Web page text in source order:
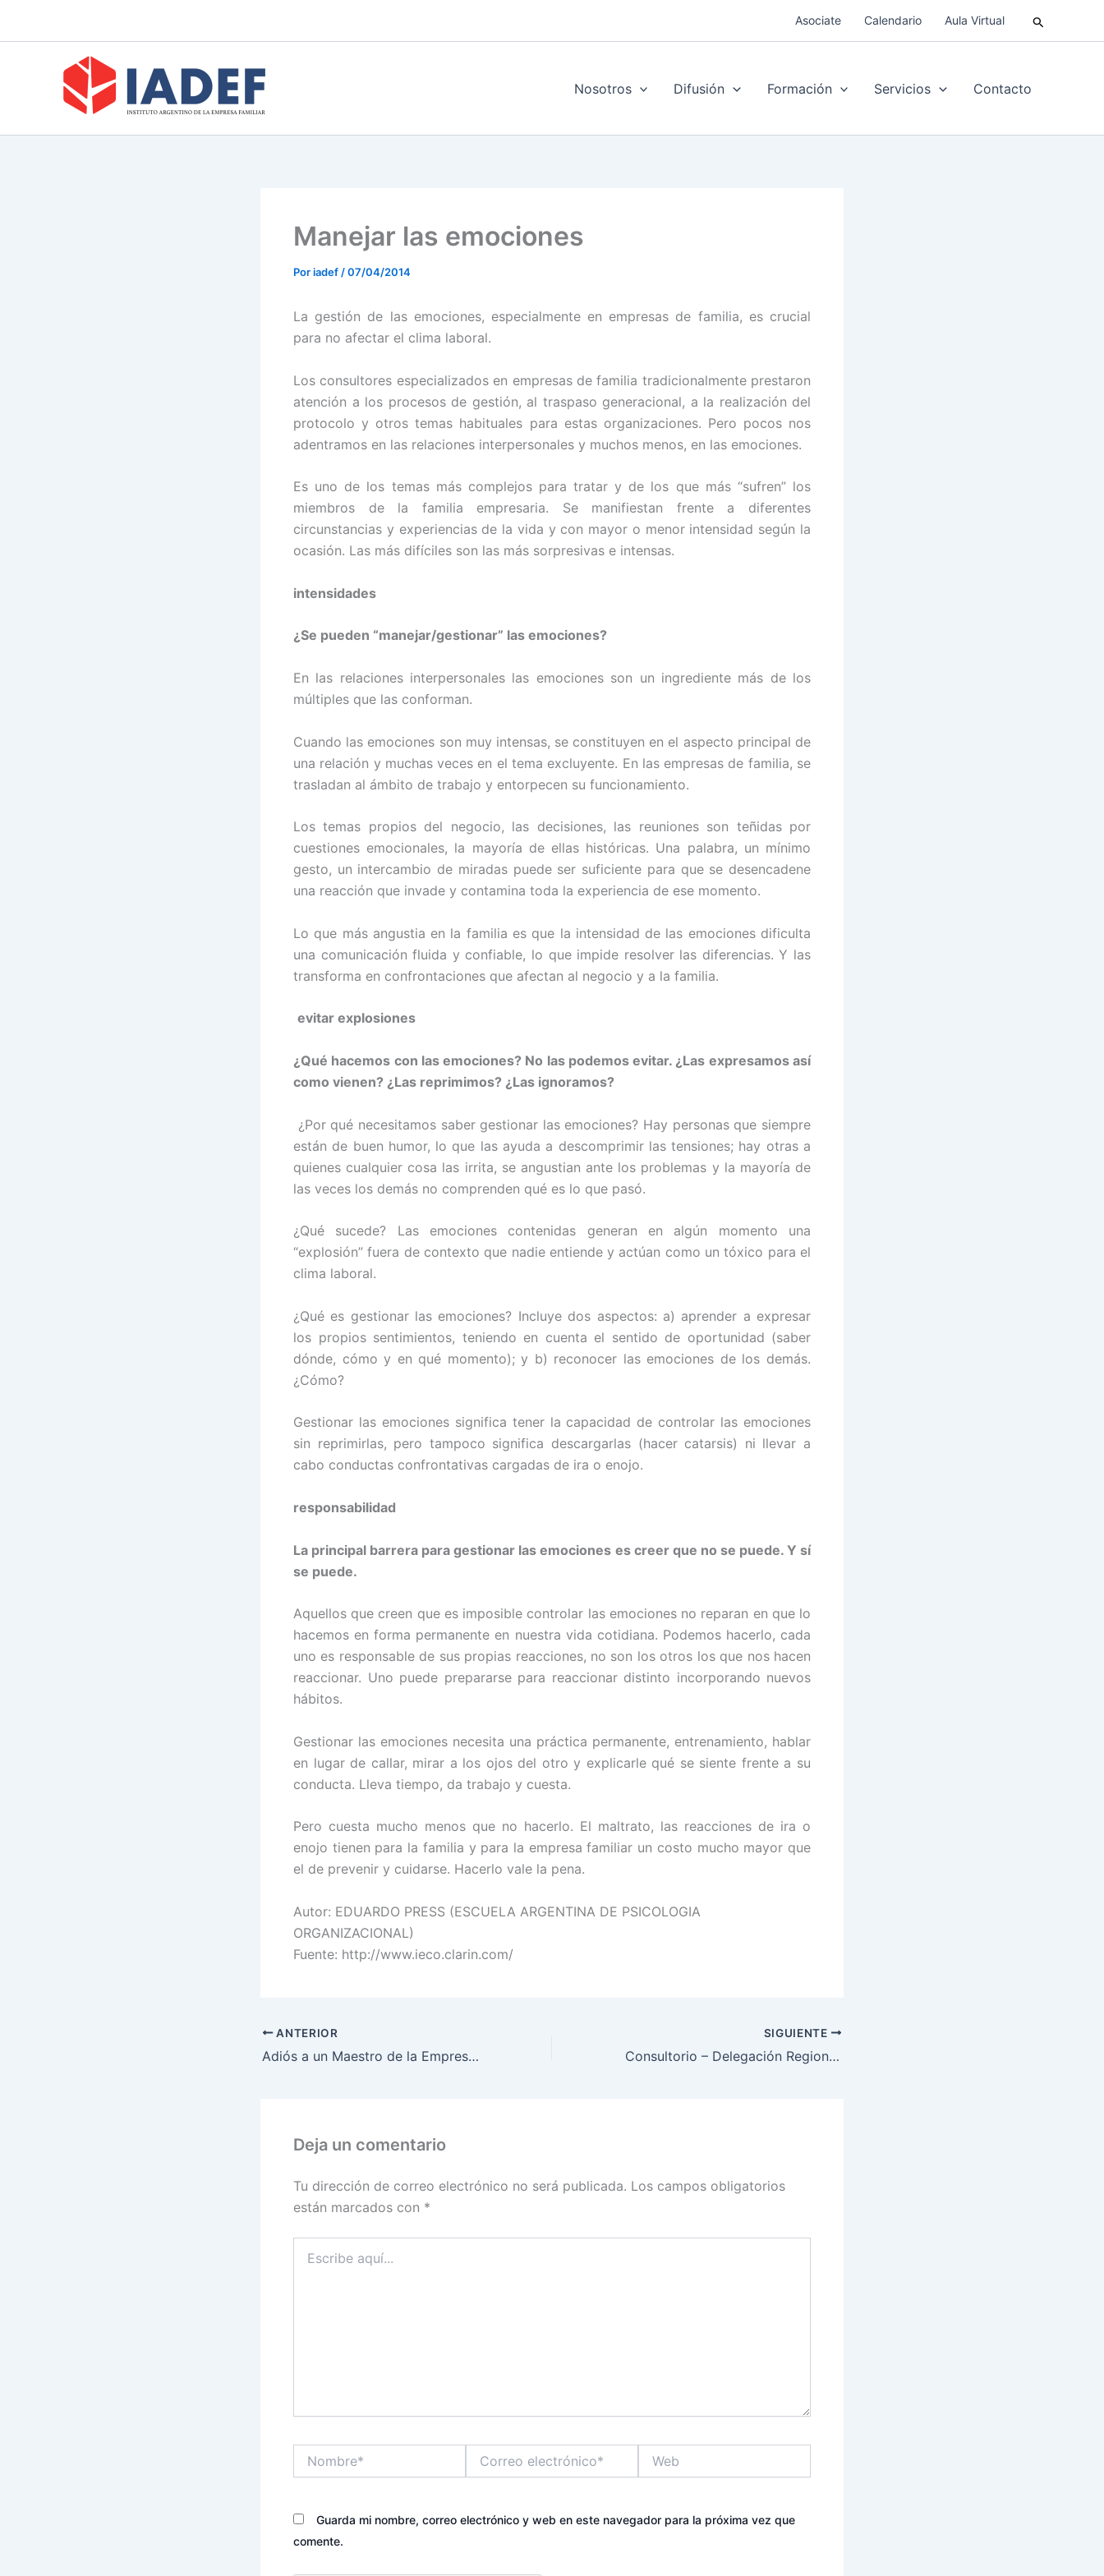
Asociate Calendario Aula Virtual Buscar
Nosotros Difusión Formación Servicios Contacto
Manejar las emociones
Poriadef /07/04/2014
La gestión de las emociones, especialmente en empresas de familia, es crucial
para no afectar el clima laboral.
Los consultores especializados en empresas de familia tradicionalmente prestaron
atención a los procesos de gestión, al traspaso generacional, a la realización del
protocolo y otros temas habituales para estas organizaciones. Pero pocos nos
adentramos en las relaciones interpersonales y muchos menos, en las emociones.
Es uno de los temas más complejos para tratar y de los que más “sufren” los
miembros de la familia empresaria. Se manifiestan frente a diferentes
circunstancias y experiencias de la vida y con mayor o menor intensidad según la
ocasión. Las más difíciles son las más sorpresivas e intensas.
intensidades
¿Se pueden “manejar/gestionar” las emociones?
En las relaciones interpersonales las emociones son un ingrediente más de los
múltiples que las conforman.
Cuando las emociones son muy intensas, se constituyen en el aspecto principal de
una relación y muchas veces en el tema excluyente. En las empresas de familia, se
trasladan al ámbito de trabajo y entorpecen su funcionamiento.
Los temas propios del negocio, las decisiones, las reuniones son teñidas por
cuestiones emocionales, la mayoría de ellas históricas. Una palabra, un mínimo
gesto, un intercambio de miradas puede ser suficiente para que se desencadene
una reacción que invade y contamina toda la experiencia de ese momento.
Lo que más angustia en la familia es que la intensidad de las emociones dificulta
una comunicación fluida y confiable, lo que impide resolver las diferencias. Y las
transforma en confrontaciones que afectan al negocio y a la familia.
evitar explosiones
¿Qué hacemos con las emociones? No las podemos evitar. ¿Las expresamos así
como vienen? ¿Las reprimimos? ¿Las ignoramos?
¿Por qué necesitamos saber gestionar las emociones? Hay personas que siempre
están de buen humor, lo que las ayuda a descomprimir las tensiones; hay otras a
quienes cualquier cosa las irrita, se angustian ante los problemas y la mayoría de
las veces los demás no comprenden qué es lo que pasó.
¿Qué sucede? Las emociones contenidas generan en algún momento una
“explosión” fuera de contexto que nadie entiende y actúan como un tóxico para el
clima laboral.
¿Qué es gestionar las emociones? Incluye dos aspectos: a) aprender a expresar
los propios sentimientos, teniendo en cuenta el sentido de oportunidad (saber
dónde, cómo y en qué momento); y b) reconocer las emociones de los demás.
¿Cómo?
Gestionar las emociones significa tener la capacidad de controlar las emociones
sin reprimirlas, pero tampoco significa descargarlas (hacer catarsis) ni llevar a
cabo conductas confrontativas cargadas de ira o enojo.
responsabilidad
La principal barrera para gestionar las emociones es creer que no se puede. Y sí
se puede.
Aquellos que creen que es imposible controlar las emociones no reparan en que lo
hacemos en forma permanente en nuestra vida cotidiana. Podemos hacerlo, cada
uno es responsable de sus propias reacciones, no son los otros los que nos hacen
reaccionar. Uno puede prepararse para reaccionar distinto incorporando nuevos
hábitos.
Gestionar las emociones necesita una práctica permanente, entrenamiento, hablar
en lugar de callar, mirar a los ojos del otro y explicarle qué se siente frente a su
conducta. Lleva tiempo, da trabajo y cuesta.
Pero cuesta mucho menos que no hacerlo. El maltrato, las reacciones de ira o
enojo tienen para la familia y para la empresa familiar un costo mucho mayor que
el de prevenir y cuidarse. Hacerlo vale la pena.
Autor: EDUARDO PRESS (ESCUELA ARGENTINA DE PSICOLOGIA
ORGANIZACIONAL)
Fuente: http://www.ieco.clarin.com/
ANTERIOR
Adiós a un Maestro de la Empresa Familiar
SIGUIENTE
Consultorio – Delegación Regional IADEF Córdoba
Deja un comentario
Tu dirección de correo electrónico no será publicada. Los campos obligatorios
están marcados con *
aquí...
electrónico*
Guarda mi nombre, correo electrónico y web en este navegador para la próxima vez que
comente.